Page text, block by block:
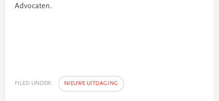
Advocaten.
FILED UNDER: NIEUWE UITDAGING